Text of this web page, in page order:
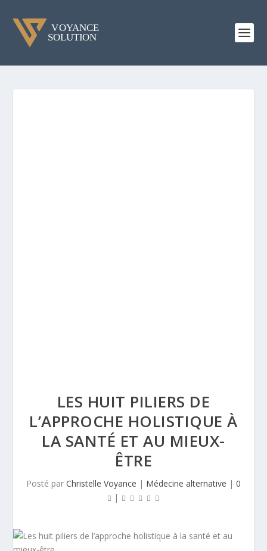
LES HUIT PILIERS DE
L’APPROCHE HOLISTIQUE À
LA SANTÉ ET AU MIEUX-
ÊTRE
Posté par Christelle Voyance | Médecine alternative | 0
|